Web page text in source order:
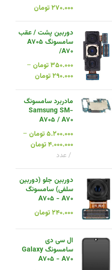
۲۷۰.۰۰۰تومان
دوربین پشت / عقب
سامسونگ A705
/A70
۳۵۰.۰۰۰تومان –
۲۹۰.۰۰۰تومان
مادربرد سامسونگ
Samsung SM-
A705 / A70
۵.۲۰۰.۰۰۰تومان –
۴.۰۰۰.۰۰۰تومان
عدد
دوربین جلو (دوربین
سلفی) سامسونگ
A705 - A70
۲۴۰.۰۰۰تومان
ال سی دی
سامسونگ Galaxy
A705 - A70